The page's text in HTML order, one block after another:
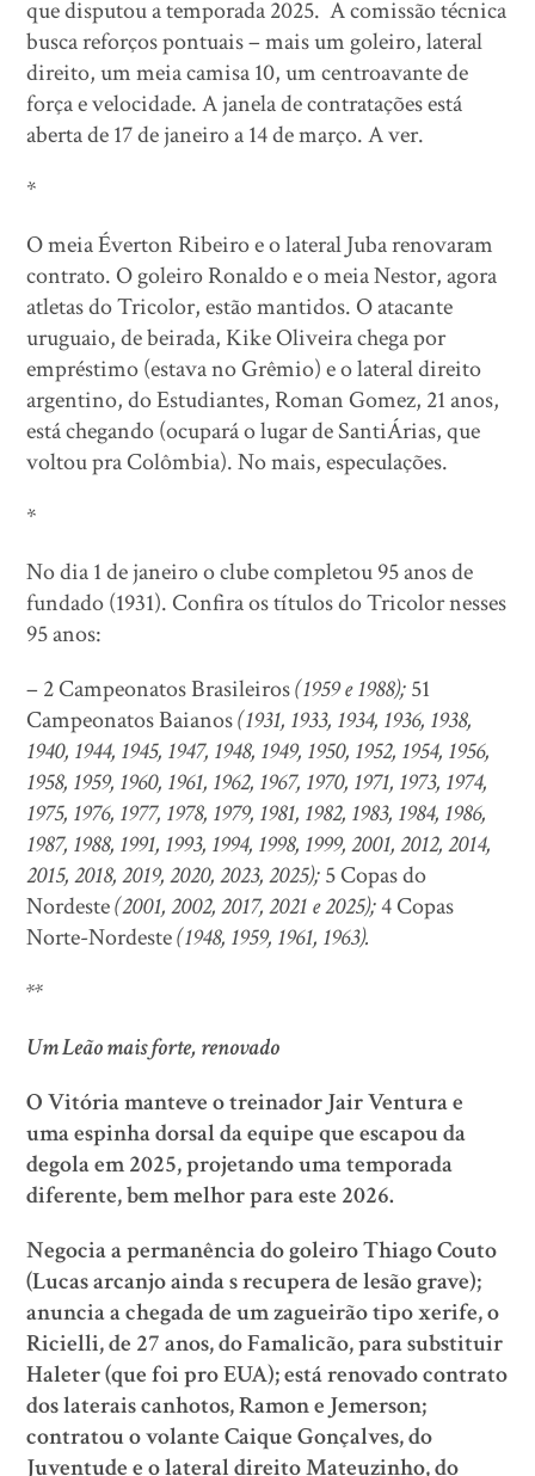
que disputou a temporada 2025. A comissão técnica
busca reforços pontuais – mais um goleiro, lateral
direito, um meia camisa 10, um centroavante de
força e velocidade. A janela de contratações está
aberta de 17 de janeiro a 14 de março. A ver.
*
O meia Éverton Ribeiro e o lateral Juba renovaram
contrato. O goleiro Ronaldo e o meia Nestor, agora
atletas do Tricolor, estão mantidos. O atacante
uruguaio, de beirada, Kike Oliveira chega por
empréstimo (estava no Grêmio) e o lateral direito
argentino, do Estudiantes, Roman Gomez, 21 anos,
está chegando (ocupará o lugar de SantiÁrias, que
voltou pra Colômbia). No mais, especulações.
*
No dia 1 de janeiro o clube completou 95 anos de
fundado (1931). Confira os títulos do Tricolor nesses
95 anos:
– 2 Campeonatos Brasileiros(1959 e 1988);51
Campeonatos Baianos(1931, 1933, 1934, 1936, 1938,
1940, 1944, 1945, 1947, 1948, 1949, 1950, 1952, 1954, 1956,
1958, 1959, 1960, 1961, 1962, 1967, 1970, 1971, 1973, 1974,
1975, 1976, 1977, 1978, 1979, 1981, 1982, 1983, 1984, 1986,
1987, 1988, 1991, 1993, 1994, 1998, 1999, 2001, 2012, 2014,
2015, 2018, 2019, 2020, 2023, 2025);5 Copas do
Nordeste(2001, 2002, 2017, 2021 e 2025);4 Copas
Norte-Nordeste(1948, 1959, 1961, 1963).
**
Um Leão mais forte, renovado
O Vitória manteve o treinador Jair Ventura e
uma espinha dorsal da equipe que escapou da
degola em 2025, projetando uma temporada
diferente, bem melhor para este 2026.
Negocia a permanência do goleiro Thiago Couto
(Lucas arcanjo ainda s recupera de lesão grave);
anuncia a chegada de um zagueirão tipo xerife, o
Ricielli, de 27 anos, do Famalicão, para substituir
Haleter (que foi pro EUA); está renovado contrato
dos laterais canhotos, Ramon e Jemerson;
contratou o volante Caique Gonçalves, do
Juventude e o lateral direito Mateuzinho, do